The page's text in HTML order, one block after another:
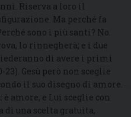
Riserva a loro il
Ma perché fa
sono i più santi? No.
lo rinnegherà; e i due
di avere i primi
Gesù però non sceglie
il suo disegno di amore.
è amore, e Lui sceglie con
di una scelta gratuita,